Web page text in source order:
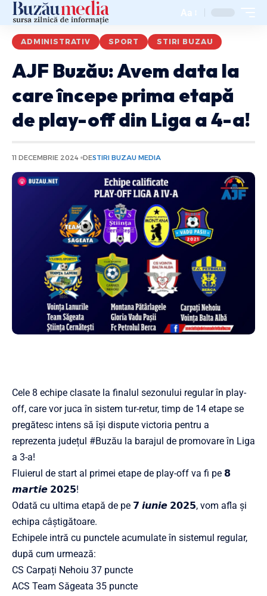
Aa
ADMINISTRATIV SPORT STIRI BUZAU
AJF Buzău: Avem data la
care începe prima etapă
de play-off din Liga a 4-a!
11 DECEMBRIE 2024 DESTIRI BUZAU MEDIA
Cele 8 echipe clasate la finalul sezonului regular în play-
off, care vor juca în sistem tur-retur, timp de 14 etape se
pregătesc intens să își dispute victoria pentru a
reprezenta județul #Buzău la barajul de promovare în Liga
a 3-a!
Fluierul de start al primei etape de play-off va fi pe 𝟴
𝙢𝙖𝙧𝙩𝙞𝙚 𝟮𝟬𝟮𝟱!
Odată cu ultima etapă de pe 𝟳 𝙞𝙪𝙣𝙞𝙚 𝟮𝟬𝟮𝟱, vom afla și
echipa câștigătoare.
Echipele intră cu punctele acumulate în sistemul regular,
după cum urmează:
CS Carpați Nehoiu 37 puncte
ACS Team Săgeata 35 puncte